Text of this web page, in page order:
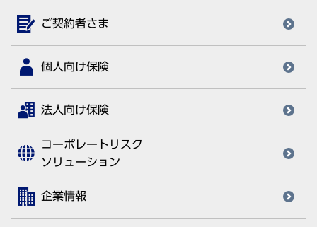
ご契約者さま
個人向け保険
法人向け保険
コーポレートリスク
ソリューション
企業情報